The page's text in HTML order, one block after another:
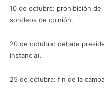
10 de octubre: prohibición
sondeos de opinión.
20 de octubre: debate
instancia).
25 de octubre: fin de la